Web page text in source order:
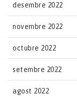
desembre 2022
novembre 2022
octubre 2022
setembre 2022
agost 2022